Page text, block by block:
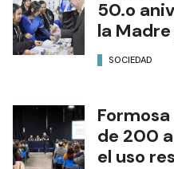
50.o
la
SOCIEDAD
de 200
el uso